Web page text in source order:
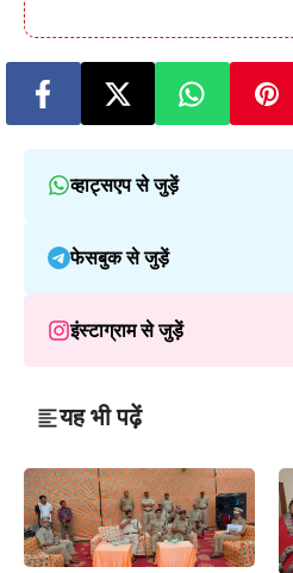
व्हाट्सएप से जुड़ें
फेसबुक से जुड़ें
इंस्टाग्राम से जुड़ें
यह भी पढ़ें